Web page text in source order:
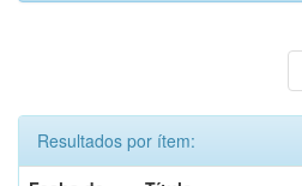
Resultados por ítem: